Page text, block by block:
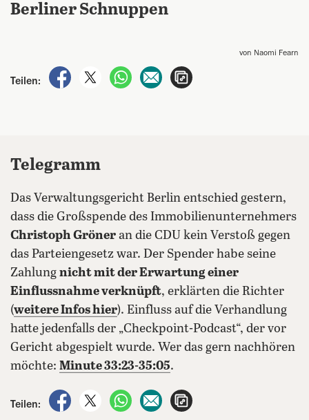
Berliner Schnuppen
von Naomi Fearn
Teilen:
auf Facebook teilen
auf X teilenper WhatsApp teilen
per E-Mail teilen
Telegramm
Das Verwaltungsgericht Berlin entschied gestern,
dass die Großspende des Immobilienunternehmers
Christoph Gröner an die CDU kein Verstoß gegen
das Parteiengesetz war. Der Spender habe seine
Zahlung nicht mit der Erwartung einer
Einflussnahme verknüpft, erklärten die Richter
(weitere Infos hier). Einfluss auf die Verhandlung
hatte jedenfalls der „Checkpoint-Podcast“, der vor
Gericht abgespielt wurde. Wer das gern nachhören
möchte: Minute 33:23-35:05.
Teilen:
auf Facebook teilen
auf X teilenper WhatsApp teilen
per E-Mail teilen